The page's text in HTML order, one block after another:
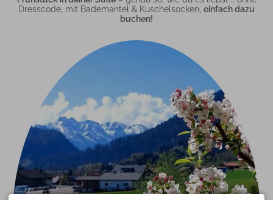
Dresscode, mit Bademantel & Kuschelsocken, einfach dazu
buchen!